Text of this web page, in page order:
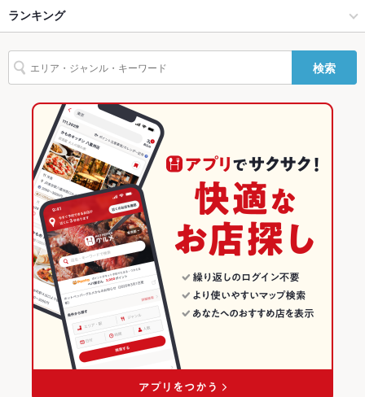
上野・御徒町・浅草 × ラーメン
上野・御徒町・浅草 × ラーメン全般
浅草駅 × ラーメン
浅草駅 × ラーメン全般
飲茶・点心・餃子
上野・御徒町・浅草 × 中華
上野・御徒町・浅草 × 飲茶・点心・餃子
浅草駅 × 中華
浅草駅 × 飲茶・点心・餃子
浅草 × ラーメン
浅草 × ラーメン全般
浅草 × 中華
浅草 × 飲茶・点心・餃子
東京 × ラーメン
東京 × ラーメン全般
東京 × 中華
東京 × 飲茶・点心・餃子
浅草駅
ランキング
東京のグルメランキング
東京のラーメンランキング
東京のラーメン全般ランキング
上野・御徒町・浅草のグルメランキング
浅草のグルメランキング
検索